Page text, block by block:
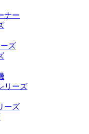
ナー
ズ
リーズ
ーズ